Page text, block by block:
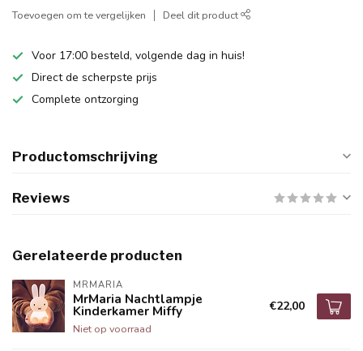
Toevoegen om te vergelijken Deel dit product
Voor 17:00 besteld, volgende dag in huis!
Direct de scherpste prijs
Complete ontzorging
Productomschrijving
Reviews
Gerelateerde producten
MRMARIA
MrMaria Nachtlampje
Kinderkamer Miffy
Niet op voorraad
€22,00